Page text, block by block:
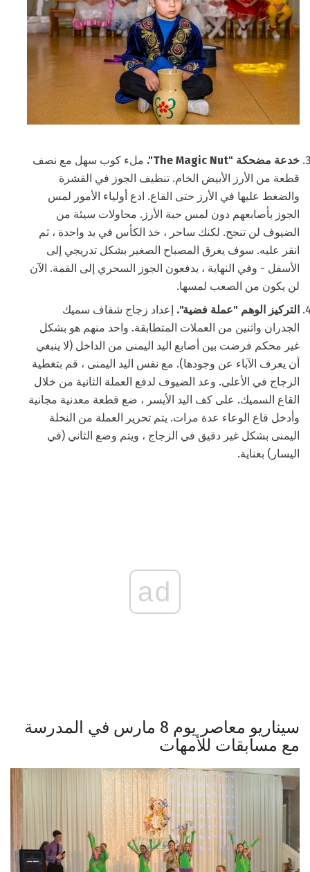
خدعة مضحكة "The Magic Nut".
ملء كوب سهل مع نصف
قطعة من الأرز الأبيض الخام. تنظيف الجوز في القشرة
والضغط عليها في الأرز حتى القاع. ادع أولياء الأمور لمس
الجوز بأصابعهم دون لمس حبة الأرز. محاولات سيئة من
الضيوف لن تنجح. لكنك ساحر ، خذ الكأس في يد واحدة ، ثم
انقر عليه. سوف يغرق المصباح الصغير بشكل تدريجي إلى
الأسفل - وفي النهاية ، يدفعون الجوز السحري إلى القمة. الآن
لن يكون من الصعب لمسها.
التركيز الوهم "عملة فضية". إعداد زجاج شفاف سميك
الجدران واثنين من العملات المتطابقة. واحد منهم هو بشكل
غير محكم فرضت بين أصابع اليد اليمنى من الداخل (لا ينبغي
أن يعرف الآباء عن وجودها). مع نفس اليد اليمنى ، قم بتغطية
الزجاج في الأعلى. وعد الضيوف لدفع العملة الثانية من خلال
القاع السميك. على كف اليد الأيسر ، ضع قطعة معدنية مجانية
وأدخل قاع الوعاء عدة مرات. يتم تحرير العملة من النخلة
اليمنى بشكل غير دقيق في الزجاج ، ويتم وضع الثاني (في
اليسار) بعناية.
ad
سيناريو معاصر يوم 8 مارس في المدرسة
مع مسابقات للأمهات